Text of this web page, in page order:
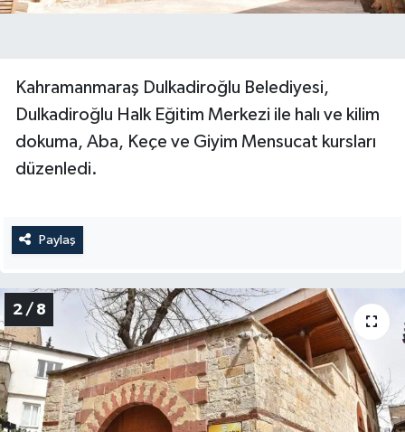
Kahramanmaraş Dulkadiroğlu Belediyesi,
Dulkadiroğlu Halk Eğitim Merkezi ile halı ve kilim
dokuma, Aba, Keçe ve Giyim Mensucat kursları
düzenledi.
Paylaş
2 / 8
MEDYA
ÜÇÜNCÜ SAYFA
BİLİMNET
SİVİL TOPLUM
SEÇİM 2014
KİM KİMDİR
ÇEK GÖNDER
KİTAP